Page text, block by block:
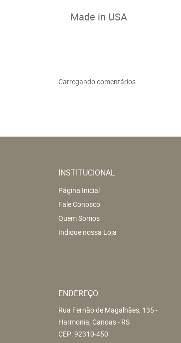
Made in USA
Carregando comentários ...
INSTITUCIONAL
Página Inicial
Fale Conosco
Quem Somos
Indique nossa Loja
ENDEREÇO
Rua Fernão de Magalhães, 135-
Harmonia, Canoas- RS
CEP: 92310-450